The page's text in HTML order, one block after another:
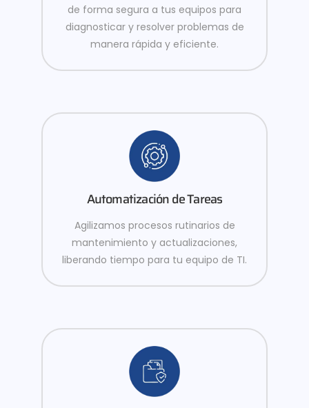
de forma segura a tus equipos para
diagnosticar y resolver problemas de
manera rápida y eficiente.
Automatización de Tareas
Agilizamos procesos rutinarios de
mantenimiento y actualizaciones,
liberando tiempo para tu equipo de TI.